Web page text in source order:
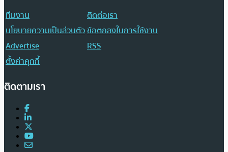
ทีมงาน
ติดต่อเรา
นโยบายความเป็นส่วนตัว
ข้อตกลงในการใช้งาน
Advertise